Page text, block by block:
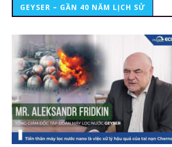
GEYSER – GẦN 40 NĂM LỊCH SỬ